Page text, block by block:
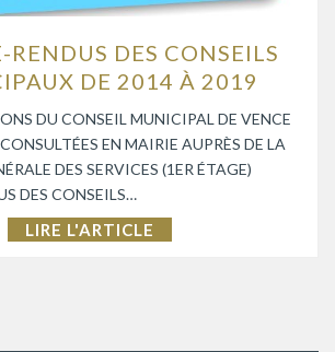
RENDUS DES CONSEILS
DE 2014 À 2019
DU CONSEIL MUNICIPAL DE VENCE
EN MAIRIE AUPRÈS DE LA
DES SERVICES (1ER ÉTAGE)
DES CONSEILS…
LIRE L'ARTICLE